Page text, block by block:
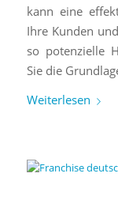
kann eine
Ihre Kunden
so potenzielle
Sie die
Weiterlesen